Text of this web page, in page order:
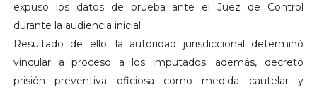
expuso los datos de prueba ante el Juez de Control
durante la audiencia inicial.
Resultado de ello, la autoridad jurisdiccional determinó
vincular a proceso a los imputados; además, decretó
prisión preventiva oficiosa como medida cautelar y